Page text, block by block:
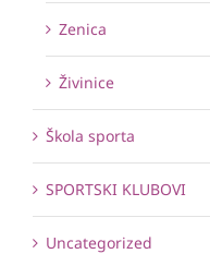
Zenica
Živinice
Škola sporta
SPORTSKI KLUBOVI
Uncategorized